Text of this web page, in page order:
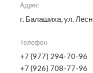
Адрес
г. Балашиха, ул.
Телефон
+7 (977) 294-70-96
+7 (926) 708-77-96